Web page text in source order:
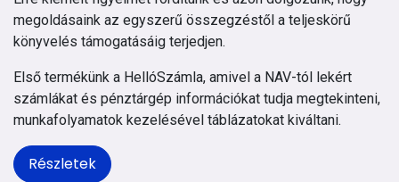
megoldásaink az egyszerű összegzéstől a teljeskörű
könyvelés támogatásáig terjedjen.
Első termékünk a HellóSzámla, amivel a NAV-tól lekért
számlákat és pénztárgép információkat tudja megtekinteni,
munkafolyamatok kezelésével táblázatokat kiváltani.
Részletek